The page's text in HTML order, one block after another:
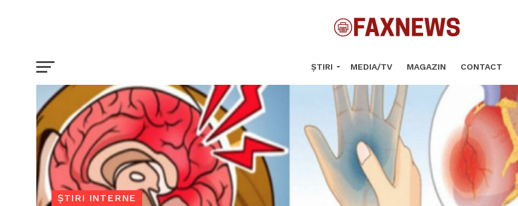
ȘTIRI MEDIA/TV MAGAZIN CONTACT
ȘTIRI INTERNE